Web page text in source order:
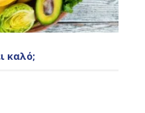
καλό;